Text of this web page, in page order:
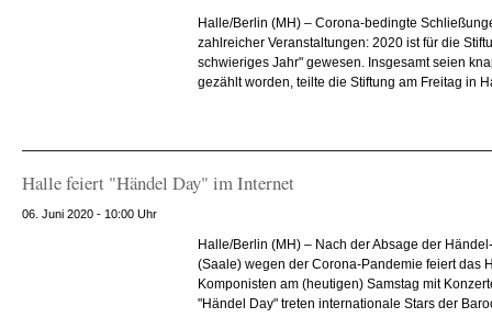
Halle/Berlin (MH) – Corona-bedingte
zahlreicher Veranstaltungen: 2020 ist für die
schwieriges Jahr" gewesen. Insgesamt seien
gezählt worden, teilte die Stiftung am Freitag in
Halle feiert "Händel Day" im Internet
06. Juni 2020 - 10:00 Uhr
Halle/Berlin (MH) – Nach der Absage der
(Saale) wegen der Corona-Pandemie feiert das
Komponisten am (heutigen) Samstag mit
"Händel Day" treten internationale Stars der